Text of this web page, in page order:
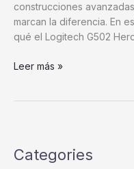
construcciones
marcan la diferencia. En
qué el Logitech G502
El
Potente
Leer más »
Categories